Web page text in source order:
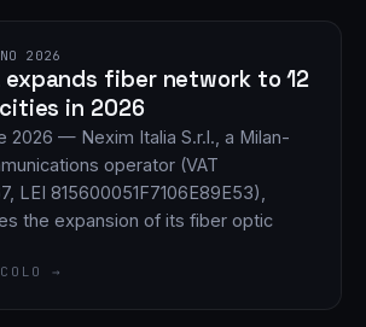
2026
expands fiber network to 12
in 2026
2026 — Nexim Italia S.r.l., a Milan-
operator (VAT
LEI 815600051F7106E89E53),
the expansion of its fiber optic
→